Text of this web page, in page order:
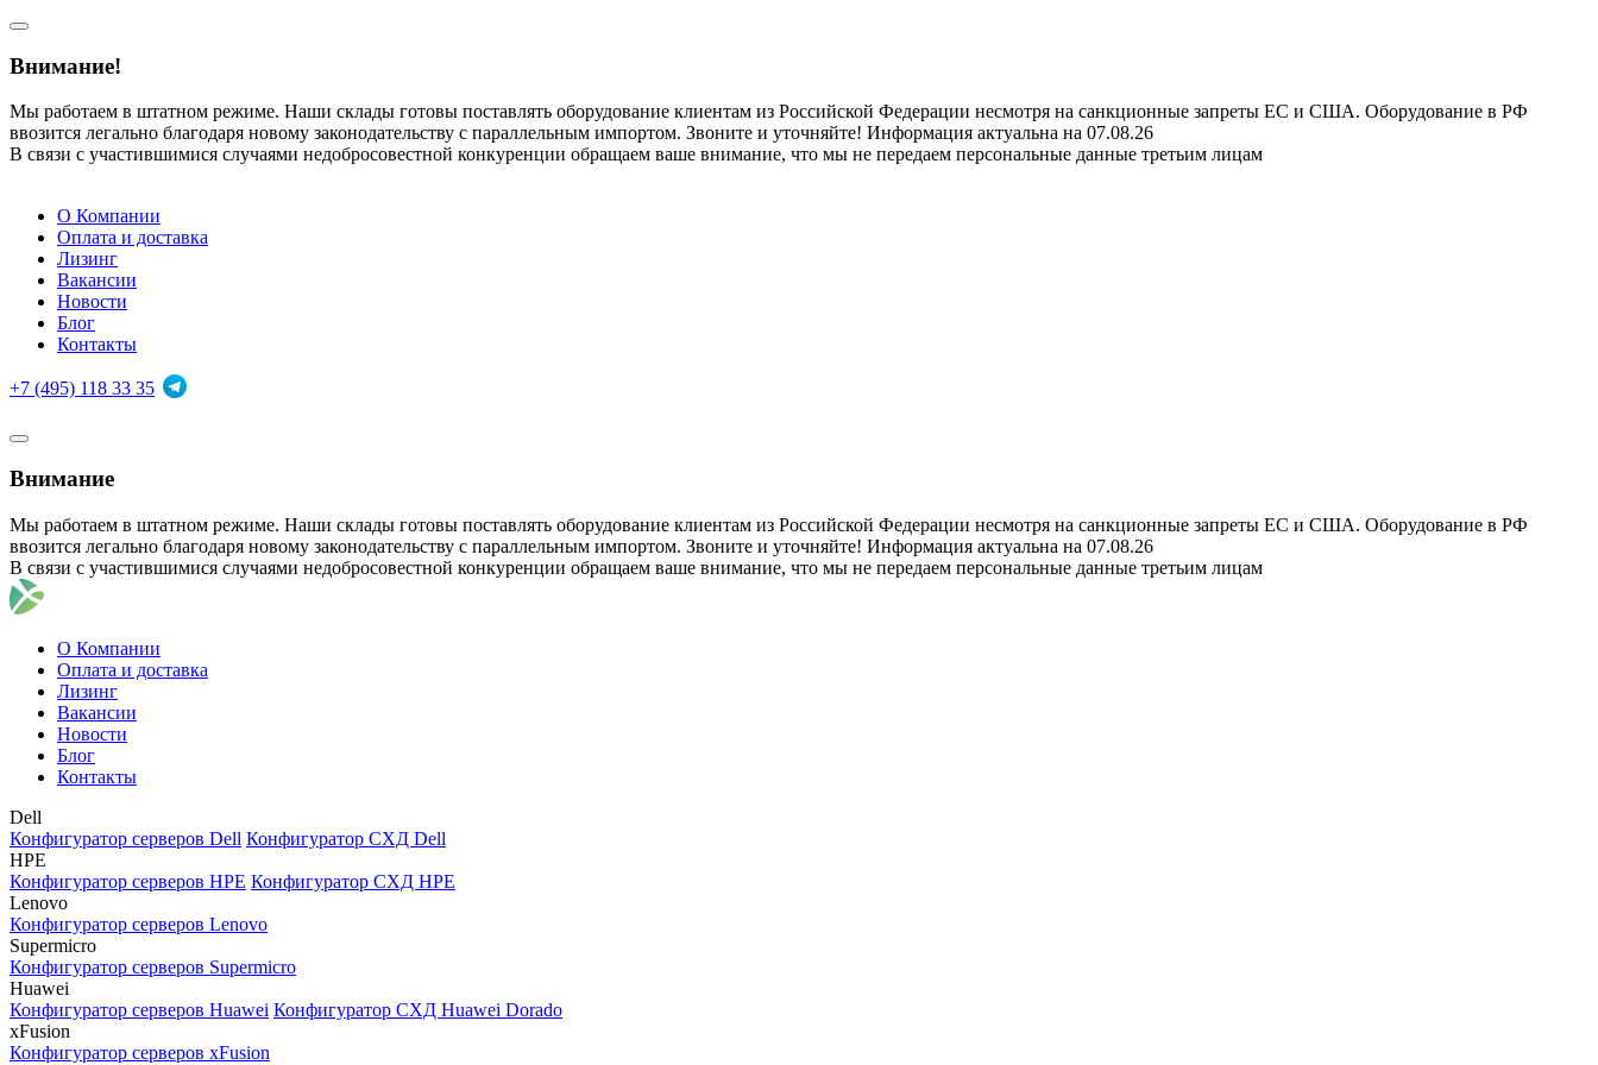
Внимание!
Мы работаем в штатном режиме. Наши склады готовы поставлять оборудование клиентам из Российской Федерации несмотря на санкционные запреты ЕС и США. Оборудование в РФ
ввозится легально благодаря новому законодательству с параллельным импортом. Звоните и уточняйте! Информация актуальна на 07.08.26
В связи с участившимися случаями недобросовестной конкуренции обращаем ваше внимание, что мы не передаем персональные данные третьим лицам
О Компании
Оплата и доставка
Лизинг
Вакансии
Новости
Блог
Контакты
+7 (495) 118 33 35
Внимание
Мы работаем в штатном режиме. Наши склады готовы поставлять оборудование клиентам из Российской Федерации несмотря на санкционные запреты ЕС и США. Оборудование в РФ
ввозится легально благодаря новому законодательству с параллельным импортом. Звоните и уточняйте! Информация актуальна на 07.08.26
В связи с участившимися случаями недобросовестной конкуренции обращаем ваше внимание, что мы не передаем персональные данные третьим лицам
О Компании
Оплата и доставка
Лизинг
Вакансии
Новости
Блог
Контакты
Dell
Конфигуратор серверов Dell Конфигуратор СХД Dell
HPE
Конфигуратор серверов HPE Конфигуратор СХД HPE
Lenovo
Конфигуратор серверов Lenovo
Supermicro
Конфигуратор серверов Supermicro
Huawei
Конфигуратор серверов Huawei Конфигуратор СХД Huawei Dorado
xFusion
Конфигуратор серверов xFusion